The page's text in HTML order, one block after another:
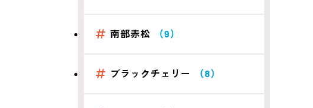
南部赤松 （9）
ブラックチェリー （8）